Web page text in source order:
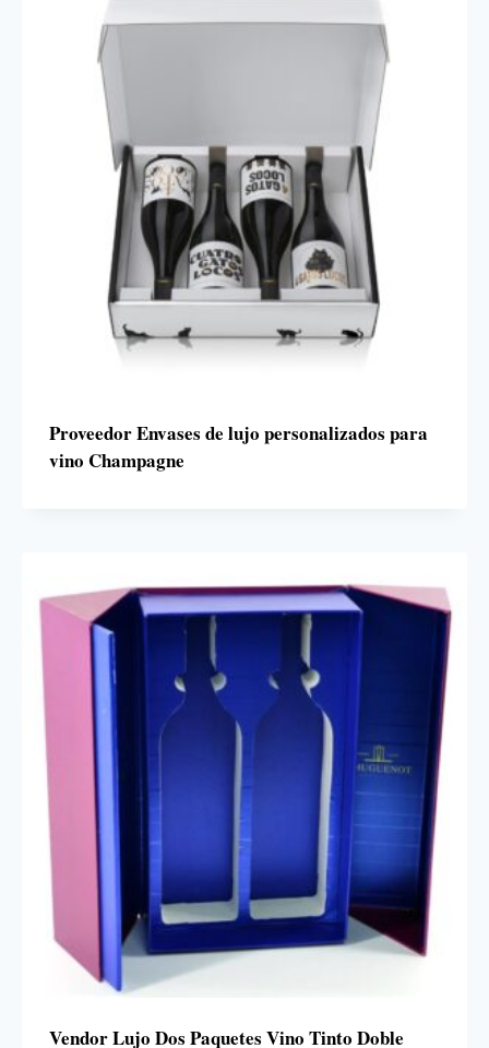
Proveedor Envases de lujo personalizados para
vino Champagne
Vendor Lujo Dos Paquetes Vino Tinto Doble